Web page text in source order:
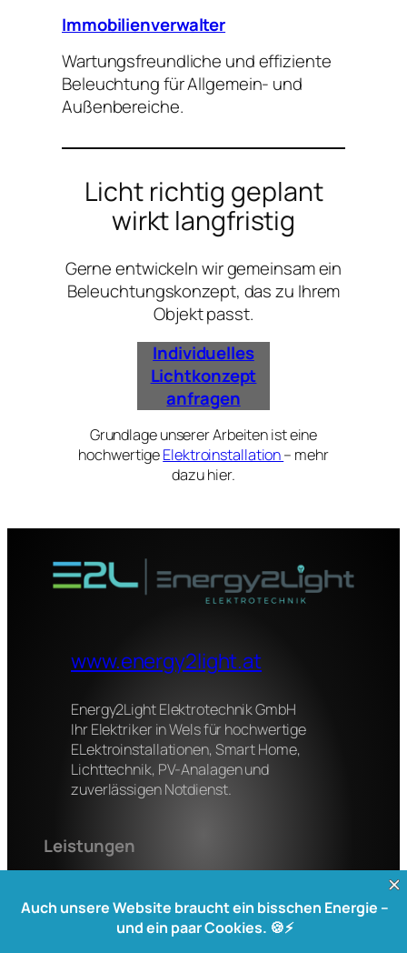
Immobilienverwalter
Wartungsfreundliche und effiziente
Beleuchtung für Allgemein- und
Außenbereiche.
Licht richtig geplant
wirkt langfristig
Gerne entwickeln wir gemeinsam ein
Beleuchtungskonzept, das zu Ihrem
Objekt passt.
Individuelles
Lichtkonzept
anfragen
Grundlage unserer Arbeiten ist eine
hochwertigeElektroinstallation– mehr
dazu hier.
www.energy2light.at
Energy2Light Elektrotechnik GmbH
Ihr Elektriker in Wels für hochwertige
ELektroinstallationen, Smart Home,
Lichttechnik, PV-Analagen und
zuverlässigen Notdienst.
Leistungen
Smart Home
Lichttechnik